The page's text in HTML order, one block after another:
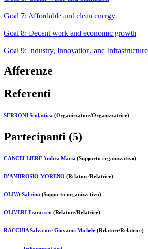
Goal 7: Affordable and clean energy
Goal 8: Decent work and economic growth
Goal 9: Industry, Innovation, and Infrastructure
Afferenze
Referenti
SERRONI Scolastica (Organizzatore/Organizzatrice)
Partecipanti (5)
CANCELLIERE Ambra Maria (Supporto organizzativo)
D'AMBROSIO MORENO (Relatore/Relatrice)
OLIVA Sabrina (Supporto organizzativo)
OLIVERI Francesco (Relatore/Relatrice)
RACCUIA Salvatore Giovanni Michele (Relatore/Relatrice)